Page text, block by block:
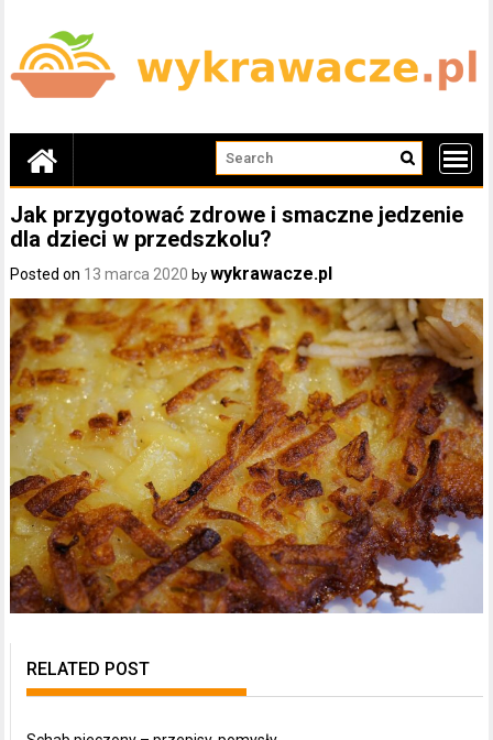
content
Jak przygotować zdrowe i smaczne jedzenie
dla dzieci w przedszkolu?
Posted on 13 marca 2020 bywykrawacze.pl
RELATED POST